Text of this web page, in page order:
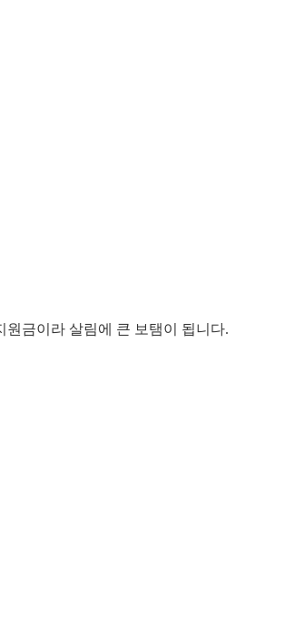
금이라 살림에 큰 보탬이 됩니다.